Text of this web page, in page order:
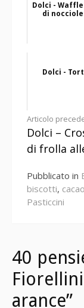
Dolci -
di
Dolci -
a
Articolo
Dolci –
di frolla
Pubblicato in
biscotti, cacao
Pasticcini
40
arance”